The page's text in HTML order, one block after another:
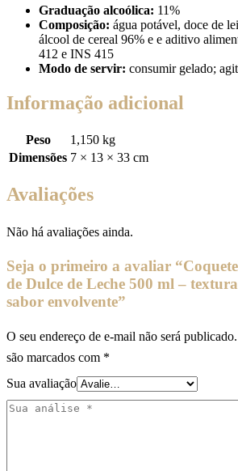
Graduação alcoólica: 11%
Composição: água potável, doce de
álcool de cereal 96% e e aditivo
412 e INS 415
Modo de servir: consumir gelado;
Informação adicional
Peso
1,150 kg
Dimensões 7 × 13 × 33 cm
Avaliações
Não há avaliações ainda.
Seja o primeiro a avaliar
de Dulce de Leche 500 ml –
sabor envolvente”
O seu endereço de e-mail não será publicado.
são marcados com *
Sua avaliação